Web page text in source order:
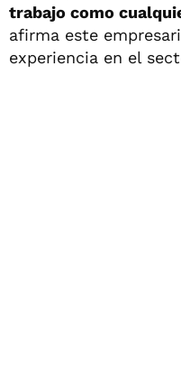
trabajo como
afirma este
experiencia en el